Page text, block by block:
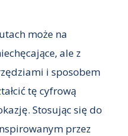
może na
ale z
i sposobem
tę cyfrową
Stosując się do
przez